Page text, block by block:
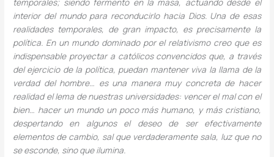
interior del mundo para reconducirlo hacia Dios. Una de esas
realidades temporales, de gran impacto, es precisamente la
política. En un mundo dominado por el relativismo creo que es
indispensable proyectar a católicos convencidos que, a través
del ejercicio de la política, puedan mantener viva la llama de la
verdad del hombre… es una manera muy concreta de hacer
realidad el lema de nuestras universidades: vencer el mal con el
bien… hacer un mundo un poco más humano, y más cristiano,
despertando en algunos el deseo de ser efectivamente
elementos de cambio, sal que verdaderamente sala, luz que no
se esconde, sino que ilumina.